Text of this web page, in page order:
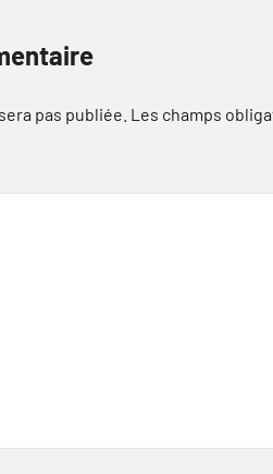
pas publiée. Les champs